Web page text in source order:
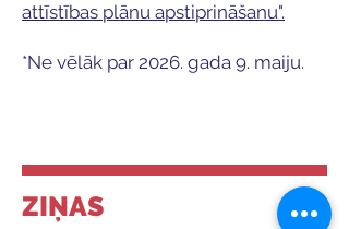
attīstības plānu apstiprināšanu".
*Ne vēlāk par 2026. gada 9. maiju.
ZIŅAS